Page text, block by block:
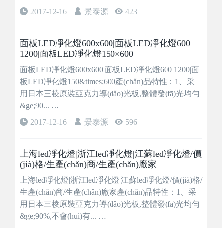
2017-12-16
景泰源 423
面板LED凈化燈600x600|面板LED凈化燈600
1200|面板LED凈化燈150×600
面板LED凈化燈600x600|面板LED凈化燈600 1200|面
板LED凈化燈150&times;600產(chǎn)品特性：1、采
用日本三棱原裝亞克力導(dǎo)光板,整體發(fā)光均勻
&ge;90... …
2017-12-16
景泰源 596
上海led凈化燈|浙江led凈化燈|江蘇led凈化燈/價
(jià)格/生產(chǎn)商/生產(chǎn)廠家
上海led凈化燈|浙江led凈化燈|江蘇led凈化燈/價(jià)格/
生產(chǎn)商/生產(chǎn)廠家產(chǎn)品特性：1、采
用日本三棱原裝亞克力導(dǎo)光板,整體發(fā)光均勻
&ge;90%,不會(huì)有... …